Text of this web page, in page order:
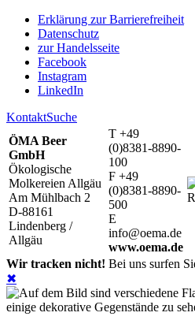
Erklärung zur Barrierefreiheit
Datenschutz
zur Handelsseite
Facebook
Instagram
LinkedIn
KontaktSuche
ÖMA Beer
GmbH
Ökologische
Molkereien Allgäu
Am Mühlbach 2
D-88161
Lindenberg /
Allgäu
T +49
(0)8381-8890-
100
F +49
(0)8381-8890-
500
E
info@oema.de
www.oema.de
Wir tracken nicht! Bei uns surfen
✖